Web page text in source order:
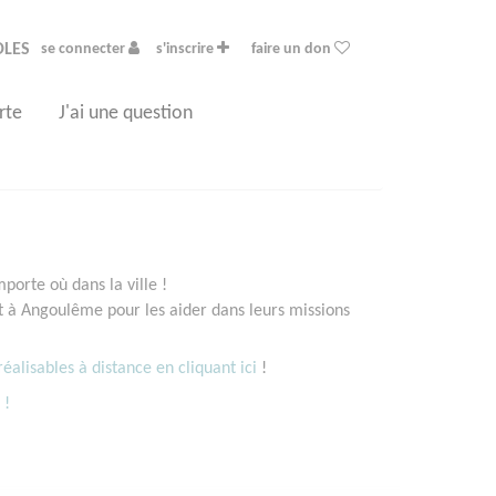
se connecter s'inscrire faire un don
J'ai une question
où dans la ville !
Angoulême pour les aider dans leurs missions
à distance en cliquant ici !
!